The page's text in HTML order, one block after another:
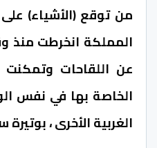
من توقع (الأشياء)
المملكة انخرطت منذ
عن اللقاحات
الخاصة بها في نفس
الغربية الأخرى ، بوتيرة